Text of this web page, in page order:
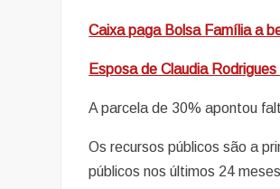
Caixa paga Bolsa Família a
Esposa de Claudia
A parcela de 30% apontou
Os recursos públicos são a
públicos nos últimos 24